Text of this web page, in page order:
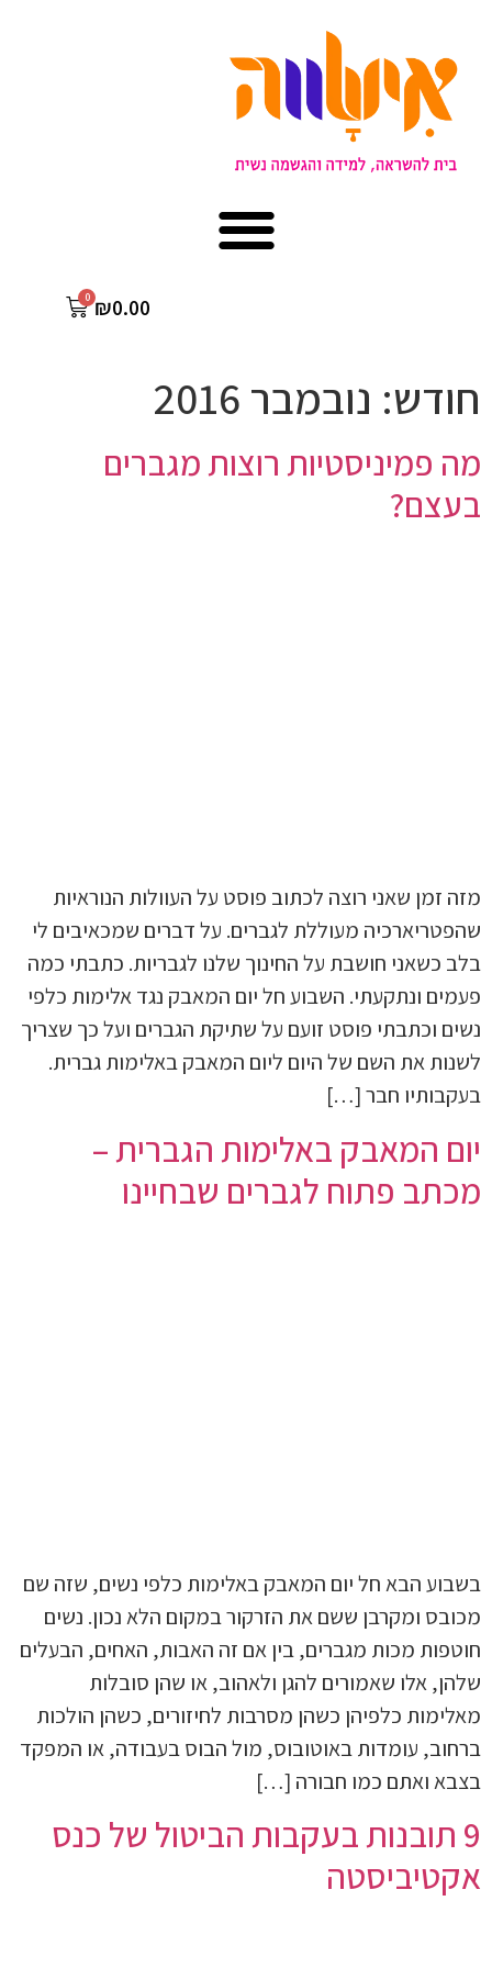
₪0.00
חודש: נובמבר 2016
מה פמיניסטיות רוצות מגברים
בעצם?
מזה זמן שאני רוצה לכתוב פוסט על העוולות הנוראיות
שהפטריארכיה מעוללת לגברים. על דברים שמכאיבים לי
בלב כשאני חושבת על החינוך שלנו לגבריות. כתבתי כמה
פעמים ונתקעתי. השבוע חל יום המאבק נגד אלימות כלפי
נשים וכתבתי פוסט זועם על שתיקת הגברים ועל כך שצריך
לשנות את השם של היום ליום המאבק באלימות גברית.
בעקבותיו חבר […]
יום המאבק באלימות הגברית –
מכתב פתוח לגברים שבחיינו
בשבוע הבא חל יום המאבק באלימות כלפי נשים, שזה שם
מכובס ומקרבן ששם את הזרקור במקום הלא נכון. נשים
חוטפות מכות מגברים, בין אם זה האבות, האחים, הבעלים
שלהן, אלו שאמורים להגן ולאהוב, או שהן סובלות
מאלימות כלפיהן כשהן מסרבות לחיזורים, כשהן הולכות
ברחוב, עומדות באוטובוס, מול הבוס בעבודה, או המפקד
בצבא ואתם כמו חבורה […]
9 תובנות בעקבות הביטול של כנס
אקטיביסטה